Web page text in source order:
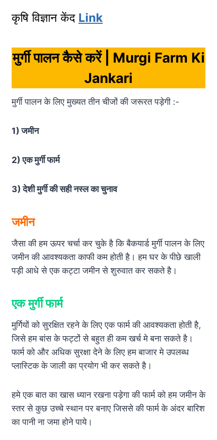
कृषि विज्ञान केंद Link
मुर्गी पालन कैसे करें| Murgi Farm Ki
Jankari
मुर्गी पालन के लिए मुख्यत तीन चीजों की जरूरत पड़ेगी :-
1) जमीन
2) एक मुर्गी फार्म
3) देशी मुर्गी की सही नस्ल का चुनाव
जमीन
जैसा की हम ऊपर चर्चा कर चुके है कि बैकयार्ड मुर्गी पालन के लिए
जमीन की आवश्यकता काफी कम होती है। हम घर के पीछे खाली
पड़ी आधे से एक कट्टा जमीन से शुरुवात कर सकते है।
एक मुर्गी फार्म
मुर्गियों को सुरक्षित रहने के लिए एक फार्म की आवश्यकता होती है,
जिसे हम बांस के फट्टों से बहुत ही कम खर्च मे बना सकते है।
फार्म को और अधिक सुरक्षा देने के लिए हम बाजार मे उपलब्ध
प्लास्टिक के जाली का प्रयोग भी कर सकते है।
हमे एक बात का खास ध्यान रखना पड़ेगा की फार्म को हम जमीन के
स्तर से कुछ उच्चे स्थान पर बनाए जिससे की फार्म के अंदर बारिश
का पानी ना जमा होने पाये।